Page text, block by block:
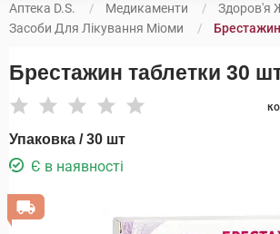
Аптека D.S. Медикаменти
Здоров'я
Засоби Для Лікування Міоми
Брестажин таблетки 30
Упаковка / 30 шт
Є в наявності